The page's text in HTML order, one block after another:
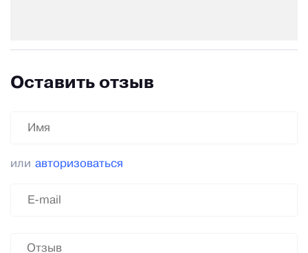
Оставить отзыв
или авторизоваться